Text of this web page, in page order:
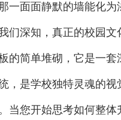
一面面静默的墙能化为
们深知，真正的校园文
的简单堆砌，它是一套
，是学校独特灵魂的视
当您开始思考如何整体